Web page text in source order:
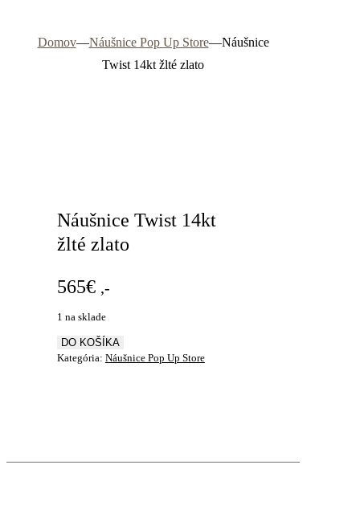
Domov—Náušnice Pop Up Store—Náušnice
Twist 14kt žlté zlato
Náušnice Twist 14kt
žlté zlato
565€ ,-
1 na sklade
množstvo
Náušnice
DO KOŠÍKA
Kategória: Náušnice Pop Up Store